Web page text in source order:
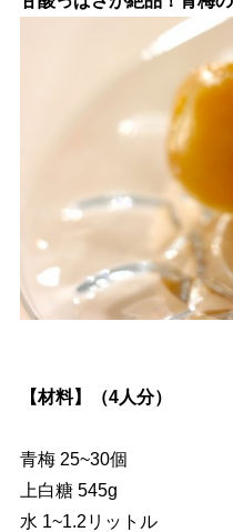
【材料】（4人分）
青梅 25~30個
上白糖 545g
水 1~1.2リットル